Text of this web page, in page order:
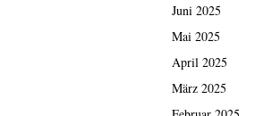
Juni 2025
Mai 2025
April 2025
März 2025